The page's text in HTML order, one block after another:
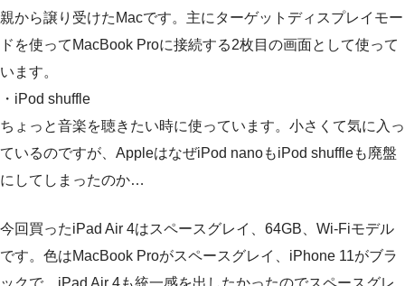
親から譲り受けたMacです。主にターゲットディスプレイモー
ドを使ってMacBook Proに接続する2枚目の画面として使って
います。
・iPod shuffle
ちょっと音楽を聴きたい時に使っています。小さくて気に入っ
ているのですが、AppleはなぜiPod nanoもiPod shuffleも廃盤
にしてしまったのか…
今回買ったiPad Air 4はスペースグレイ、64GB、Wi-Fiモデル
です。色はMacBook Proがスペースグレイ、iPhone 11がブラ